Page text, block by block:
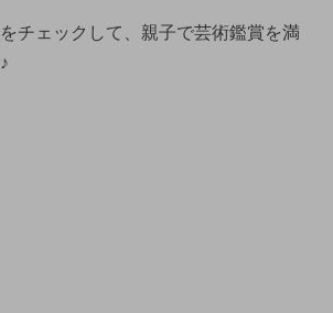
チェックして、親子で芸術鑑賞を満